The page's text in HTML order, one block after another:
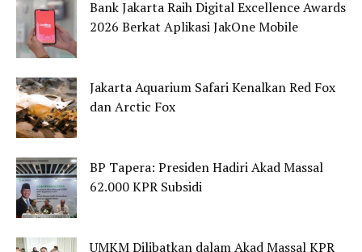
Bank Jakarta Raih Digital Excellence Awards
2026 Berkat Aplikasi JakOne Mobile
Jakarta Aquarium Safari Kenalkan Red Fox
dan Arctic Fox
BP Tapera: Presiden Hadiri Akad Massal
62.000 KPR Subsidi
UMKM Dilibatkan dalam Akad Massal KPR